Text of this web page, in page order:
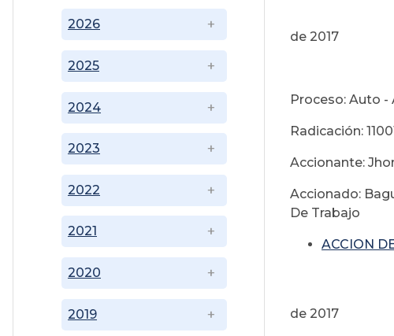
2019
2020
2021
2022
2023
2024
2025
2026
de 2017
Proceso: Auto
Radicación:
Accionante:
Accionado:
De Trabajo
ACCION
de 2017